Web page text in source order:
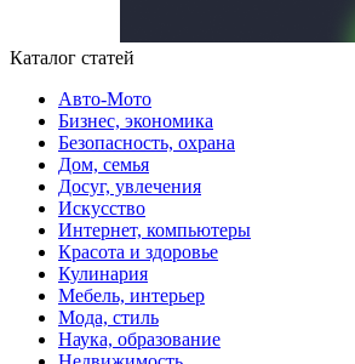
Каталог статей
Авто-Мото
Бизнес, экономика
Безопасность, охрана
Дом, семья
Досуг, увлечения
Искусство
Интернет, компьютеры
Красота и здоровье
Кулинария
Мебель, интерьер
Мода, стиль
Наука, образование